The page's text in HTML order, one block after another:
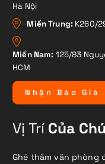
Hà Nội
Miền Trung: K260/
Miền Nam: 125/83
HCM
N hậ n B á o G i á
Vị TríCủa
Ghé thăm văn phòng